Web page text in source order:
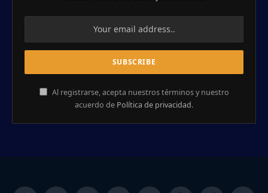
Al registrarse, acepta nuestros términos y nuestro
acuerdo de Política de privacidad.